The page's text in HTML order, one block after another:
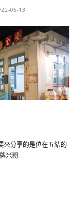
06-13
來分享的是位在五結的
米粉…